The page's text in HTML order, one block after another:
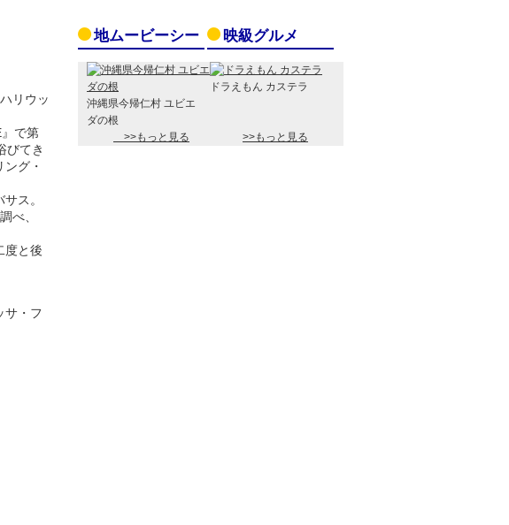
リウッ
で第
びてき
グ・
ス。
べ、
度と後
サ・フ
地ムービーシー 映級グルメ
沖縄県今帰仁村 ユビエ
ダの根
ドラえもん カステラ
>>もっと見る >>もっと見る